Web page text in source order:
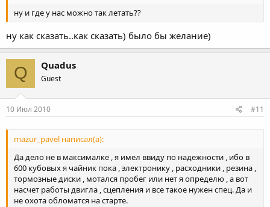
ну и где у нас можно так летать??
ну как сказать..как сказать) было бы желание)
Q Quadus
Guest
10 Июл 2010 #11
mazur_pavel написал(а):
Да дело не в максималке , я имел ввиду по надежности , ибо в
600 кубовых я чайник пока , электронику , расходники , резина ,
тормозные диски , мотался пробег или нет я определю , а вот
насчет работы двигла , сцепления и все такое нужен спец. Да и
не охота обломатся на старте.